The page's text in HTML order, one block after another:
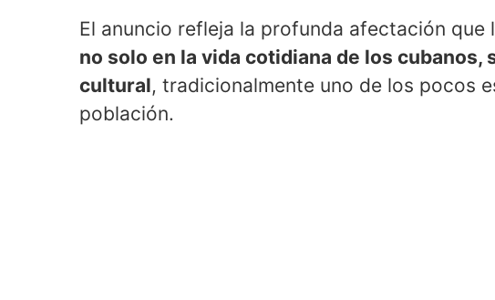
El anuncio refleja la profunda afectación que
no solo en la vida cotidiana de los cubanos,
cultural, tradicionalmente uno de los pocos
población.